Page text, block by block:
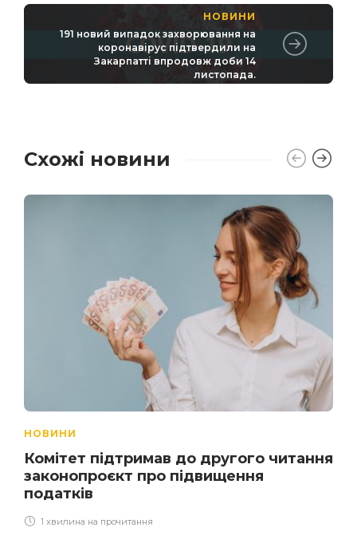
НОВИНИ
191 новий випадок захворювання на
коронавірус підтвердили на
Закарпатті впродовж доби 14
листопада.
Схожі новини
НОВИНИ
Комітет підтримав до другого читання
законопроєкт про підвищення
податків
1 хвилина на прочитання